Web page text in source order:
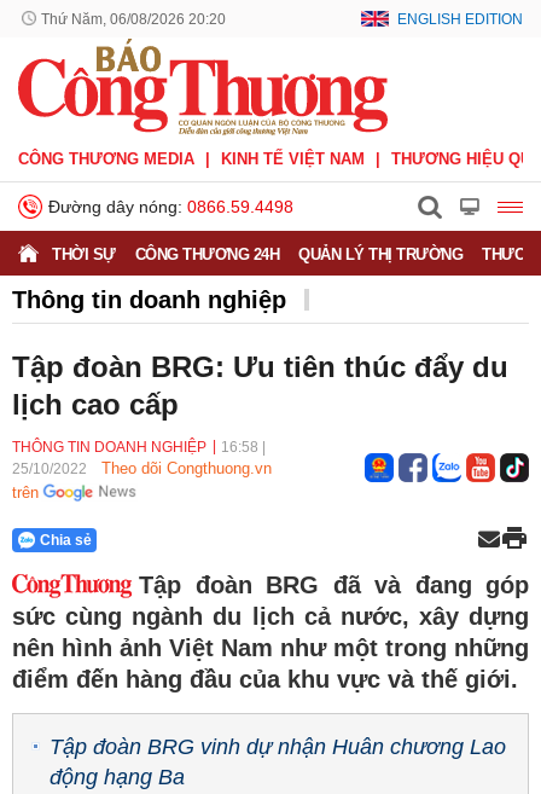
Thứ Năm, 06/08/2026 20:20 ENGLISH EDITION
CÔNG THƯƠNG MEDIA KINH TẾ VIỆT NAM THƯƠNG HIỆU
Đường dây nóng: 0866.59.4498
THỜI SỰ CÔNG THƯƠNG 24H QUẢN LÝ THỊ TRƯỜNG
Thông tin doanh nghiệp
Thông tin doanh nghiệp
Tập đoàn BRG: Ưu tiên thúc đẩy du
lịch cao cấp
THÔNG TIN DOANH NGHIỆP 16:58
25/10/2022
Theo dõi Congthuong.vn
trên
Chia sẻ
Tập đoàn BRG đã và đang góp
sức cùng ngành du lịch cả nước, xây dựng
nên hình ảnh Việt Nam như một trong những
điểm đến hàng đầu của khu vực và thế giới.
Tập đoàn BRG vinh dự nhận Huân chương Lao
động hạng Ba